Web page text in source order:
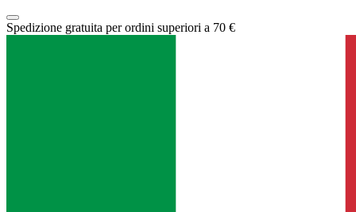
Spedizione gratuita per ordini superiori a 70 €